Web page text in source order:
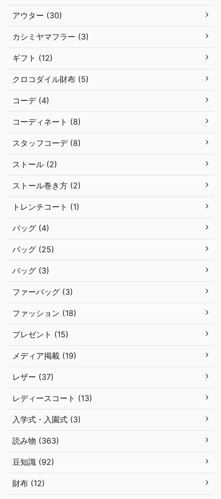
アウター (30)
カシミヤマフラー (3)
ギフト (12)
クロコダイル財布 (5)
コーデ (4)
コーディネート (8)
スタッフコーデ (8)
ストール (2)
ストール巻き方 (2)
トレンチコート (1)
バッグ (4)
バッグ (25)
バッグ (3)
ファーバッグ (3)
ファッション (18)
プレゼント (15)
メディア掲載 (19)
レザー (37)
レディースコート (13)
入学式・入園式 (3)
読み物 (363)
豆知識 (92)
財布 (12)